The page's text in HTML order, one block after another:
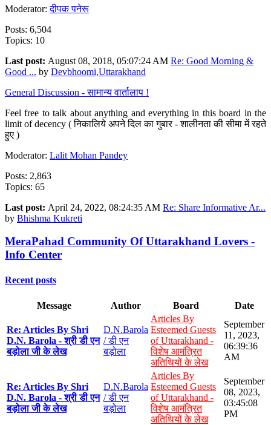
Moderator:दीपक पनेरू
Posts: 6,504
Topics: 10
Last post: August 08, 2018, 05:07:24 AM Re: Good Morning &
Good ... by Devbhoomi,Uttarakhand
General Discussion - सामान्य वार्तालाप !
Feel free to talk about anything and everything in this board in the
limit of decency ( निकालिये अपने दिल का गुबार - शालीनता की सीमा में रहते
हुए )
Moderator: Lalit Mohan Pandey
Posts: 2,863
Topics: 65
Last post: April 24, 2022, 08:24:35 AM Re: Share Informative Ar...
by Bhishma Kukreti
MeraPahad Community Of Uttarakhand Lovers -
Info Center
Recent posts
Message Author Board Date
Re: Articles By Shri
D.N. Barola - श्री डी एन
बड़ोला जी के लेख
D.N.Barola
/ डी एन
बड़ोला
Articles By
Esteemed Guests
of Uttarakhand -
विशेष आमंत्रित
अतिथियों के लेख
September
11, 2023,
06:39:36
AM
Re: Articles By Shri
D.N. Barola - श्री डी एन
बड़ोला जी के लेख
D.N.Barola
/ डी एन
बड़ोला
Articles By
Esteemed Guests
of Uttarakhand -
विशेष आमंत्रित
अतिथियों के लेख
September
08, 2023,
03:45:08
PM